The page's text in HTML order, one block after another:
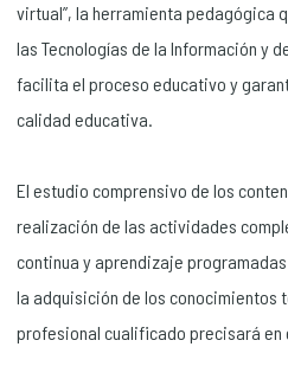
virtual”, la herramienta pedagógica
las Tecnologías de la Información y
facilita el proceso educativo y
calidad educativa.
El estudio comprensivo de los
realización de las actividades
continua y aprendizaje
la adquisición de los conocimientos
profesional cualificado precisará